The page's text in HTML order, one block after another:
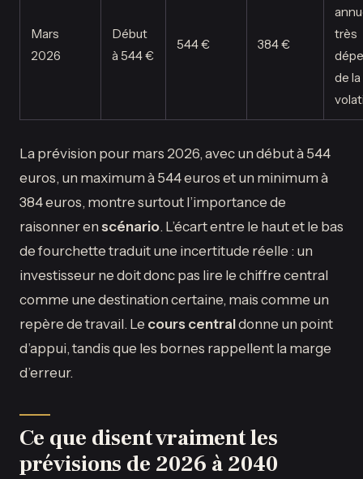
Mars
2026
Début
à 544 €
544 € 384 €
très
de la
La prévision pour mars 2026, avec un début à 544
euros, un maximum à 544 euros et un minimum à
384 euros, montre surtout l’importance de
raisonner enscénario. L’écart entre le haut et le bas
de fourchette traduit une incertitude réelle : un
investisseur ne doit donc pas lire le chiffre central
comme une destination certaine, mais comme un
repère de travail. Le cours centraldonne un point
d’appui, tandis que les bornes rappellent la marge
d’erreur.
Ce que disent vraiment les
prévisions de 2026 à 2040